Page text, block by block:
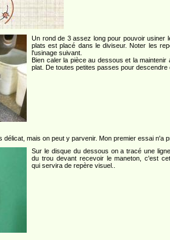
Un rond de 3 assez long pour pouvoir usiner
plats est placé dans le diviseur. Noter les
l'usinage suivant.
Bien caler la pièce au dessous et la maintenir
plat. De toutes petites passes pour descendre
délicat, mais on peut y parvenir. Mon premier essai
Sur le disque du dessous on a tracé une
du trou devant recevoir le maneton, c'est
qui servira de repère visuel..